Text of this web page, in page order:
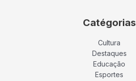
Catégorias
Cultura
Destaques
Educação
Esportes